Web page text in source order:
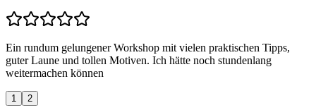
Ein rundum gelungener Workshop mit vielen praktischen Tipps,
guter Laune und tollen Motiven. Ich hätte noch stundenlang
weitermachen können
1 2